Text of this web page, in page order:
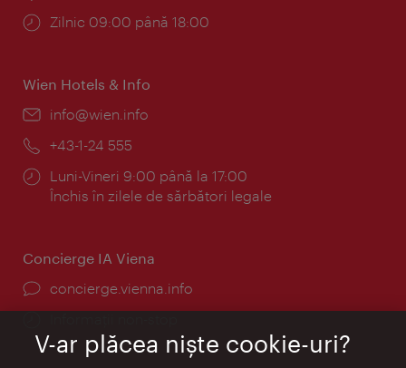
Program:
Zilnic 09:00 până 18:00
Wien Hotels & Info
E-
info@wien.info
Telefon:
+43-1-24 555
Program:
Luni-Vineri 9:00 până la 17:00
Închis în zilele de sărbători legale
Concierge IA Viena
concierge.vienna.info
V-ar plăcea nişte cookie-uri?